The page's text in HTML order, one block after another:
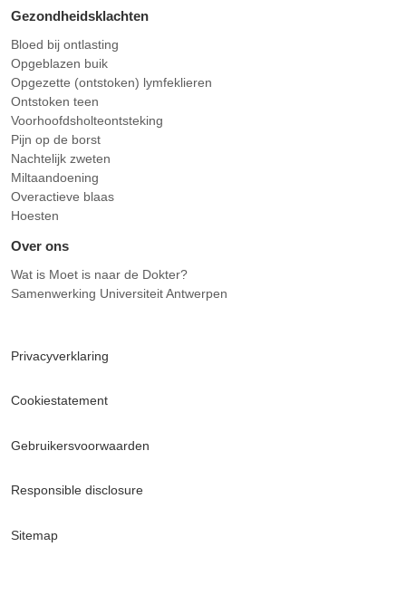
Gezondheidsklachten
Bloed bij ontlasting
Opgeblazen buik
Opgezette (ontstoken) lymfeklieren
Ontstoken teen
Voorhoofdsholteontsteking
Pijn op de borst
Nachtelijk zweten
Miltaandoening
Overactieve blaas
Hoesten
Over ons
Wat is Moet is naar de Dokter?
Samenwerking Universiteit Antwerpen
Privacyverklaring
Cookiestatement
Gebruikersvoorwaarden
Responsible disclosure
Sitemap